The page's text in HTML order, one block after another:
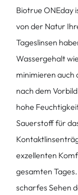
Biotrue ONEday
von der Natur
Tageslinsen
Wassergehalt
minimieren auch
nach dem
hohe
Sauerstoff für
exzellenten
gesamten
scharfes Sehen